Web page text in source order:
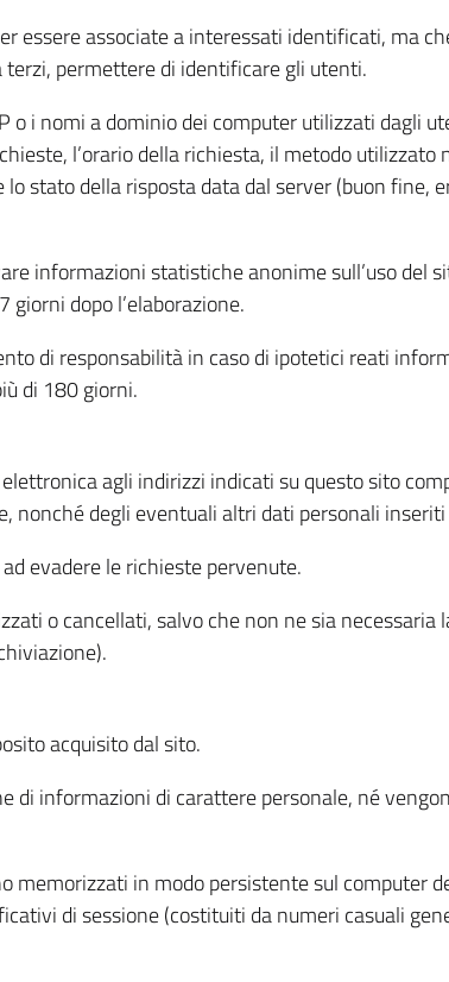
essere associate a interessati identificati, ma
permettere di identificare gli utenti.
o i nomi a dominio dei computer utilizzati dagli
l’orario della richiesta, il metodo
stato della risposta data dal server (buon fine,
informazioni statistiche anonime sull’uso del
dopo l’elaborazione.
di responsabilità in caso di ipotetici reati
di 180 giorni.
agli indirizzi indicati su questo sito
nonché degli eventuali altri dati personali
evadere le richieste pervenute.
o cancellati, salvo che non ne sia
acquisito dal sito.
di informazioni di carattere personale, né
memorizzati in modo persistente sul computer
di sessione (costituiti da numeri casuali